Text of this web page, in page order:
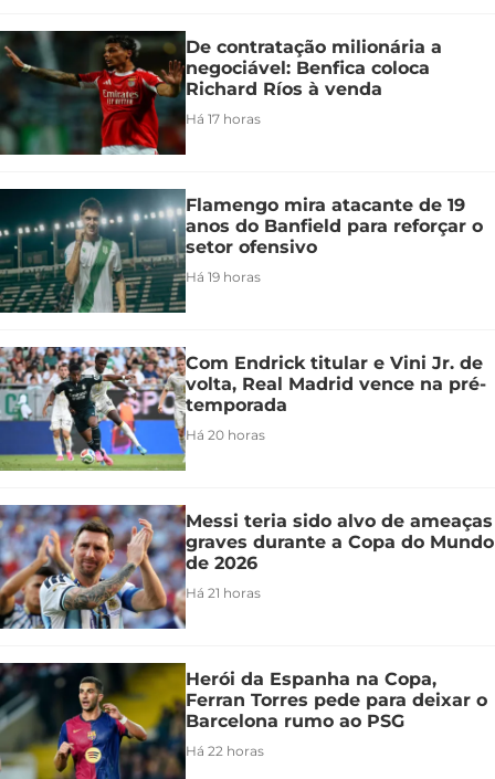
De contratação milionária a
negociável: Benfica coloca
Richard Ríos à venda
Há 17 horas
Flamengo mira atacante de 19
anos do Banfield para reforçar o
setor ofensivo
Há 19 horas
Com Endrick titular e Vini Jr. de
volta, Real Madrid vence na pré-
temporada
Há 20 horas
Messi teria sido alvo de ameaças
graves durante a Copa do Mundo
de 2026
Há 21 horas
Herói da Espanha na Copa,
Ferran Torres pede para deixar o
Barcelona rumo ao PSG
Há 22 horas